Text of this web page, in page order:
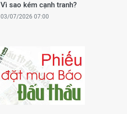
Vì sao kém cạnh tranh?
03/07/2026 07:00